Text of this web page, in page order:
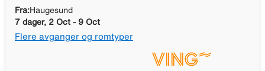
Fra:Haugesund
7 dager, 2 Oct - 9 Oct
Flere avganger og romtyper